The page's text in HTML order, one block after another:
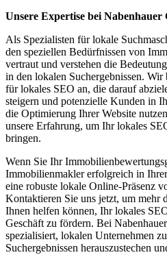
Unsere Expertise bei Nabenhauer
Als Spezialisten für lokale
den speziellen Bedürfnissen von
vertraut und verstehen die
in den lokalen Suchergebnissen.
für lokales SEO an, die darauf
steigern und potenzielle Kunden in
die Optimierung Ihrer Website
unsere Erfahrung, um Ihr lokales
bringen.
Wenn Sie Ihr
Immobilienmakler erfolgreich in
eine robuste lokale Online-Präsenz
Kontaktieren Sie uns jetzt, um mehr
Ihnen helfen können, Ihr lokales
Geschäft zu fördern. Bei
spezialisiert, lokalen Unternehmen
Suchergebnissen herauszustechen